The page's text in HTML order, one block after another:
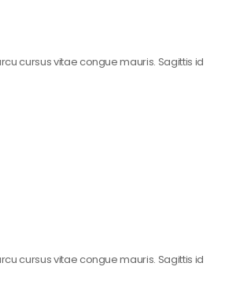
cursus vitae congue mauris. Sagittis id
cursus vitae congue mauris. Sagittis id